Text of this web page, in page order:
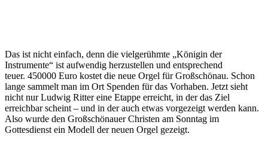
Das ist nicht einfach, denn die vielgerühmte „Königin der
Instrumente“ ist aufwendig herzustellen und entsprechend
teuer. 450000 Euro kostet die neue Orgel für Großschönau. Schon
lange sammelt man im Ort Spenden für das Vorhaben. Jetzt sieht
nicht nur Ludwig Ritter eine Etappe erreicht, in der das Ziel
erreichbar scheint – und in der auch etwas vorgezeigt werden kann.
Also wurde den Großschönauer Christen am Sonntag im
Gottesdienst ein Modell der neuen Orgel gezeigt.